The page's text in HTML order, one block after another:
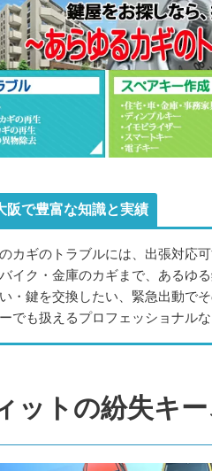
阪で豊富な知識と実績
カギのトラブルには、出張対応
イク・金庫のカギまで、あるゆ
・鍵を交換したい、緊急出動で
でも扱えるプロフェッショナルな
ットの紛失キ